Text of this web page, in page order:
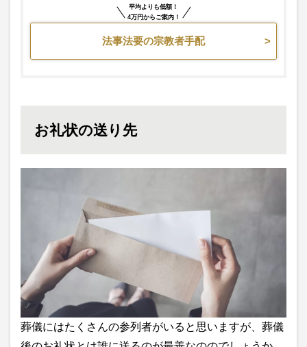
平均よりも低額！
4万円からご案内！
法事法要の宗教者手配
お礼状の送り先
葬儀にはたくさんの参列者がいると思いますが、葬儀